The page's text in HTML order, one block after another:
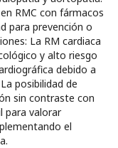
RMC con fármacos
para prevención o
La RM cardiaca
y alto riesgo
debido a
posibilidad de
sin contraste con
para valorar
el